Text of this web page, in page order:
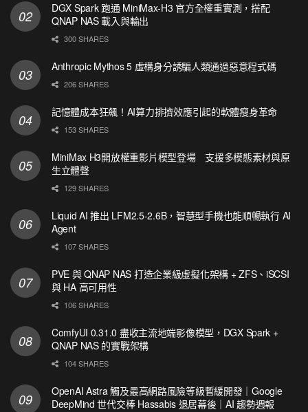
DGX Spark 跑通 MiniMax-H3 官方全權重實測，搭配
QNAP NAS 載入與輸出
300 SHARES
Anthropic Mythos 5 虛構身分誘騙人類通過惡意程式碼
206 SHARES
記憶體成本狂飆！AI算力排擠效應引起的軟體瘦身革命
153 SHARES
MiniMax H3開放權重影片模型登場 支援多模態素材與原
生立體聲
129 SHARES
Liquid AI 推出 LFM2.5-2.6B，智慧型手機也能順暢執行 AI
Agent
107 SHARES
PVE 與 QNAP NAS 打造企業級虛擬化架構 + ZFS、iSCSI
與 HA 高可用性
106 SHARES
ComfyUI 0.31.0 盡收主流地端影像模型，DGX Spark +
QNAP NAS 的實戰架構
104 SHARES
OpenAI Astra 觸及最高網路風險等級暫緩開發｜Google
DeepMind 世代交棒 Hassabis 退居幕後｜AI 趨勢週報